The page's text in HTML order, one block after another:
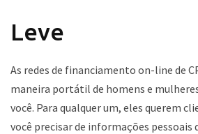
Leve
As redes de financiamento on-line de
maneira portátil de homens e
você. Para qualquer um, eles querem
você precisar de informações pessoais